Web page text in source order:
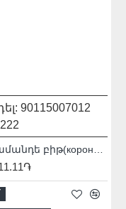
90115007012